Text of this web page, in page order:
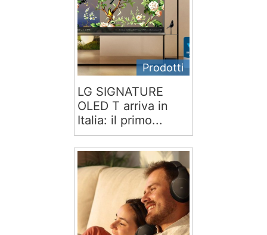
Prodotti
LG SIGNATURE
OLED T arriva in
Italia: il primo...